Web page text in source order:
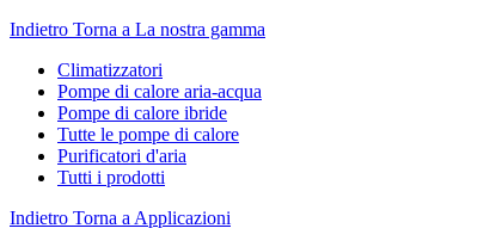
Indietro Torna a La nostra gamma
Climatizzatori
Pompe di calore aria-acqua
Pompe di calore ibride
Tutte le pompe di calore
Purificatori d'aria
Tutti i prodotti
Indietro Torna a Applicazioni